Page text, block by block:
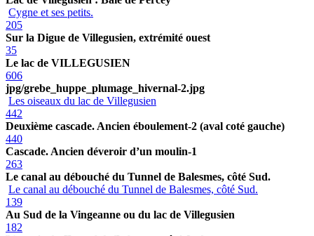
Cygne et ses petits.
205
Sur la Digue de Villegusien, extrémité ouest
35
Le lac de VILLEGUSIEN
606
jpg/grebe_huppe_plumage_hivernal-2.jpg
Les oiseaux du lac de Villegusien
442
Deuxième cascade. Ancien éboulement-2 (aval coté gauche)
440
Cascade. Ancien déveroir d’un moulin-1
263
Le canal au débouché du Tunnel de Balesmes, côté Sud.
Le canal au débouché du Tunnel de Balesmes, côté Sud.
139
Au Sud de la Vingeanne ou du lac de Villegusien
182